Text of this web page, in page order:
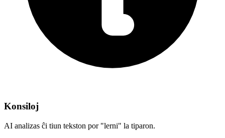
Konsiloj
AI analizas ĉi tiun tekston por "lerni" la tiparon.